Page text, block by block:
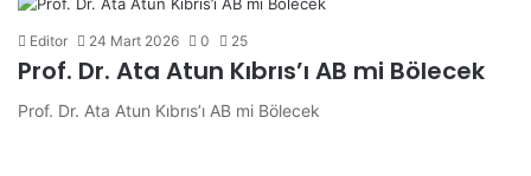
Editor 24 Mart 2026 0 25
Prof. Dr. Ata Atun Kıbrıs’ı AB mi Bölecek
Prof. Dr. Ata Atun Kıbrıs’ı AB mi Bölecek